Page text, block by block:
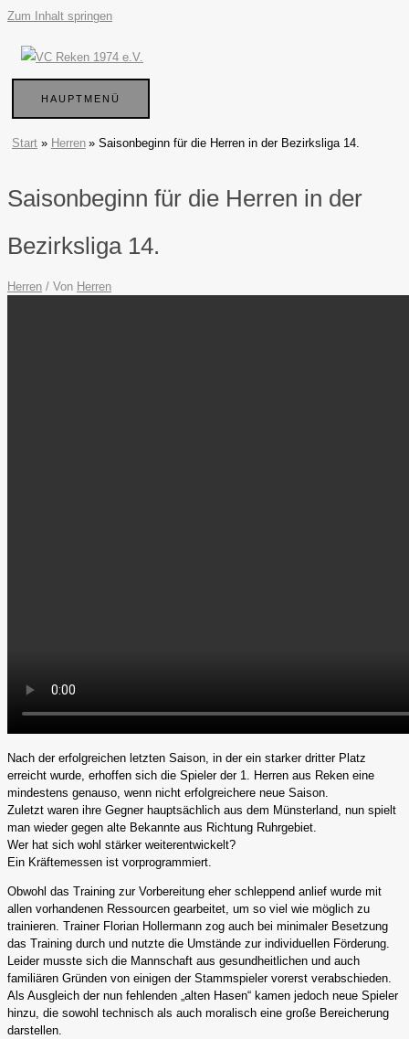
Zum Inhalt springen
HAUPTMENÜ
Start Herren Saisonbeginn für die Herren in der Bezirksliga 14.
Saisonbeginn für die Herren in der
Bezirksliga 14.
Herren / Von Herren
Nach der erfolgreichen letzten Saison, in der ein starker dritter Platz
erreicht wurde, erhoffen sich die Spieler der 1. Herren aus Reken eine
mindestens genauso, wenn nicht erfolgreichere neue Saison.
Zuletzt waren ihre Gegner hauptsächlich aus dem Münsterland, nun spielt
man wieder gegen alte Bekannte aus Richtung Ruhrgebiet.
Wer hat sich wohl stärker weiterentwickelt?
Ein Kräftemessen ist vorprogrammiert.
Obwohl das Training zur Vorbereitung eher schleppend anlief wurde mit
allen vorhandenen Ressourcen gearbeitet, um so viel wie möglich zu
trainieren. Trainer Florian Hollermann zog auch bei minimaler Besetzung
das Training durch und nutzte die Umstände zur individuellen Förderung.
Leider musste sich die Mannschaft aus gesundheitlichen und auch
familiären Gründen von einigen der Stammspieler vorerst verabschieden.
Als Ausgleich der nun fehlenden „alten Hasen“ kamen jedoch neue Spieler
hinzu, die sowohl technisch als auch moralisch eine große Bereicherung
darstellen.